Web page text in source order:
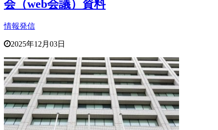
会（web会議）資料
情報発信
2025年12月03日